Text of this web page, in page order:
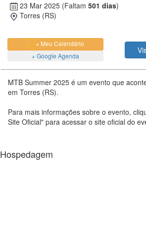
23 Mar 2025 (Faltam 501 dias)
Torres (RS)
+ Meu Calendário
+ Google Agenda
MTB Summer 2025 é um evento que
em Torres (RS).
Para mais informações sobre o evento,
Site Oficial" para acessar o site oficial do
Hospedagem